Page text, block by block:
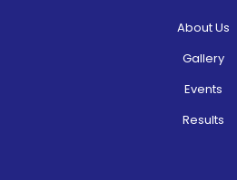
About Us
Gallery
Events
Results